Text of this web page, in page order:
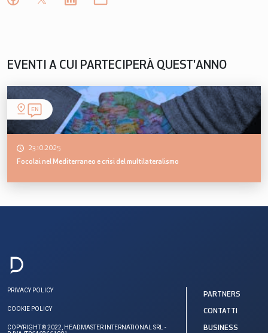
EVENTI A CUI PARTECIPERÀ QUEST'ANNO
EN
23.10.2025
Focolai nel Mediterraneo e crisi del multilateralismo
PRIVACY POLICY
COOKIE POLICY
COPYRIGHT © 2022, HEADMASTER INTERNATIONAL SRL -
PARTNERS
CONTATTI
BUSINESS